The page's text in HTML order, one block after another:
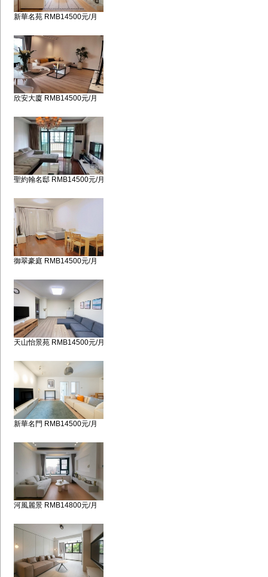
新華名苑 RMB14500元/月
欣安大廈 RMB14500元/月
聖約翰名邸 RMB14500元/月
御翠豪庭 RMB14500元/月
天山怡景苑 RMB14500元/月
新華名門 RMB14500元/月
河風麗景 RMB14800元/月